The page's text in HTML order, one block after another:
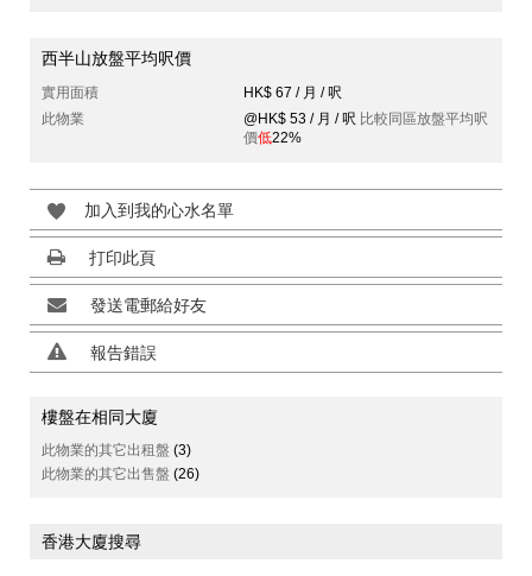
西半山放盤平均呎價
實用面積
HK$ 67 / 月 / 呎
此物業
@HK$ 53 / 月 / 呎 比較同區放盤平均呎
價低22%
加入到我的心水名單
打印此頁
發送電郵給好友
報告錯誤
樓盤在相同大廈
此物業的其它出租盤 (3)
此物業的其它出售盤 (26)
香港大廈搜尋